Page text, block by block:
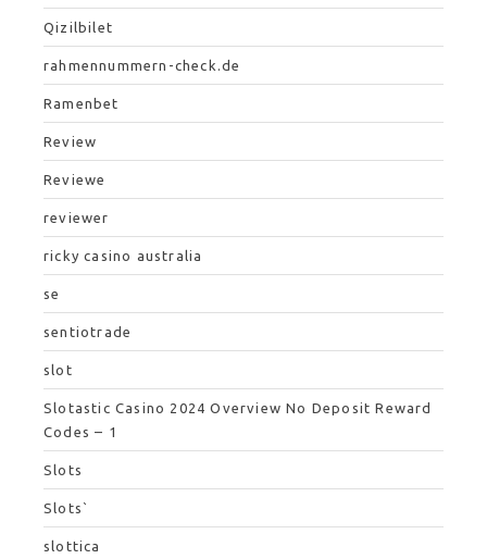
Qizilbilet
rahmennummern-check.de
Ramenbet
Review
Reviewe
reviewer
ricky casino australia
se
sentiotrade
slot
Slotastic Casino 2024 Overview No Deposit Reward
Codes – 1
Slots
Slots`
slottica